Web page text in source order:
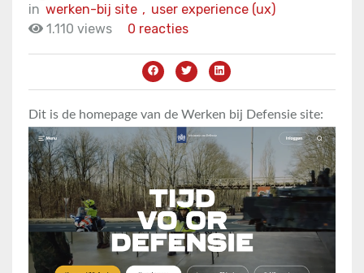
in
user experience (ux)
werken-bij site ,
1.110 views
0 reacties
Dit is de homepage van de Werken bij Defensie site: